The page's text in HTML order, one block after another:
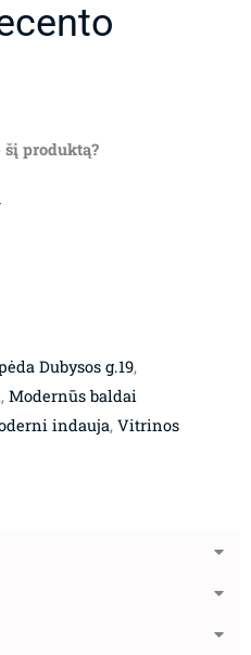
produktą?
Dubysos g.19,
, Modernūs baldai
indauja, Vitrinos